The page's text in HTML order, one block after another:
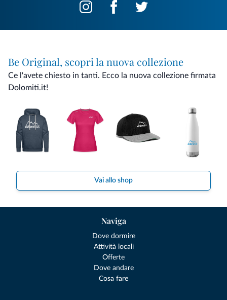
Be Original, scopri la nuova collezione
Ce l'avete chiesto in tanti. Ecco la nuova collezione firmata
Dolomiti.it!
Vai allo shop
Naviga
Dove dormire
Attività locali
Offerte
Dove andare
Cosa fare